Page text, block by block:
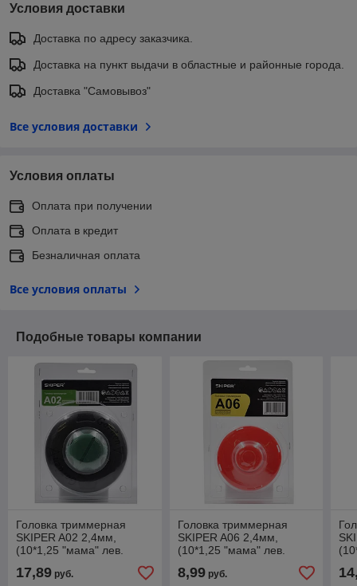
Условия доставки
Доставка по адресу заказчика.
Доставка на пункт выдачи в областные и районные города.
Доставка "Самовывоз"
Все условия доставки
Условия оплаты
Оплата при получении
Оплата в кредит
Безналичная оплата
Все условия оплаты
Подобные товары компании
Головка триммерная
SKIPER A02 2,4мм,
(10*1,25 "мама" лев.
(блистр). d 130
17,89 руб.
Головка триммерная
SKIPER A06 2,4мм,
(10*1,25 "мама" лев.
рез.), 200 гр, (блистр). d
100
8,99руб.